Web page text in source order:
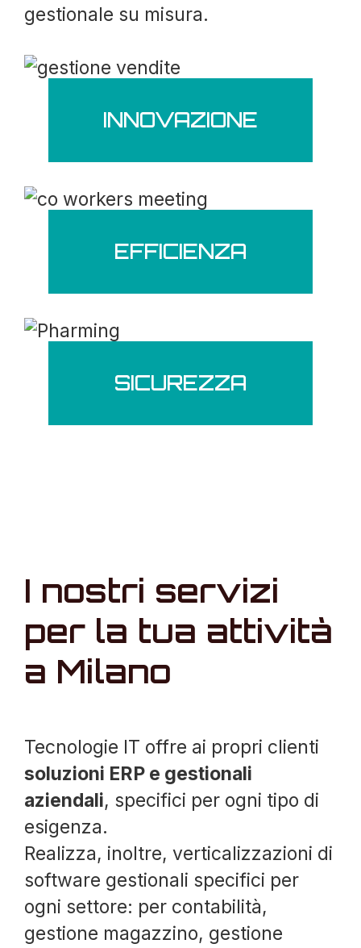
gestionale su misura.
INNOVAZIONE
EFFICIENZA
SICUREZZA
I nostri servizi
per la tua attività
a Milano
Tecnologie IT offre ai propri clienti
soluzioni ERP e gestionali
aziendali, specifici per ogni tipo di
esigenza.
Realizza, inoltre, verticalizzazioni di
software gestionali specifici per
ogni settore: per contabilità,
gestione magazzino, gestione